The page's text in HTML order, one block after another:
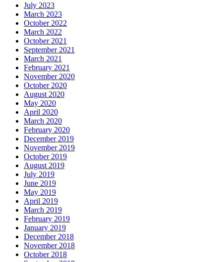
July 2023
March 2023
October 2022
March 2022
October 2021
September 2021
March 2021
February 2021
November 2020
October 2020
August 2020
May 2020
April 2020
March 2020
February 2020
December 2019
November 2019
October 2019
August 2019
July 2019
June 2019
May 2019
April 2019
March 2019
February 2019
January 2019
December 2018
November 2018
October 2018